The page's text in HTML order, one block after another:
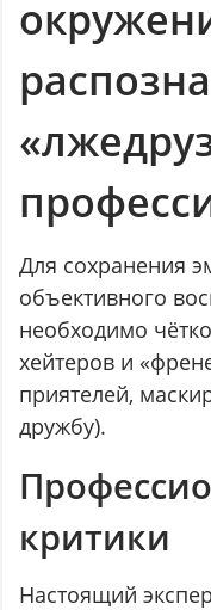
Для сохранения
объективного
необходимо
хейтеров и
приятелей,
дружбу).
критики
Настоящий